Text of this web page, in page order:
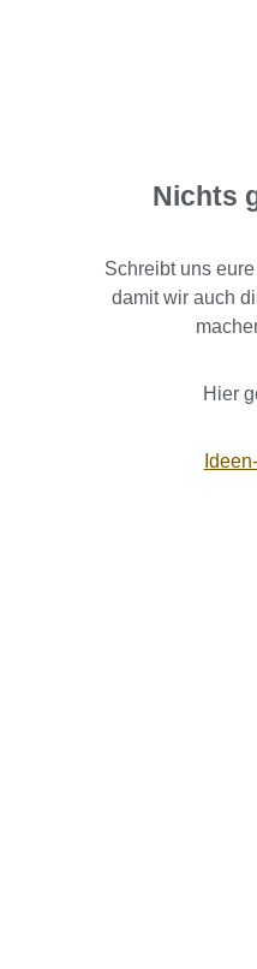
Nichts
Schreibt uns
damit wir auch
Hier